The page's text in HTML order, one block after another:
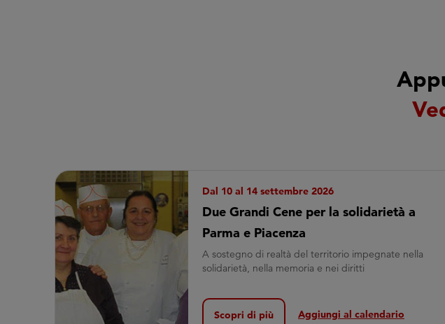
Dal 10 al 14 settembre 2026
Due Grandi Cene per la solidarietà a
Parma e Piacenza
A sostegno di realtà del territorio impegnate nella
solidarietà, nella memoria e nei diritti
Scopri di più Aggiungi al calendario